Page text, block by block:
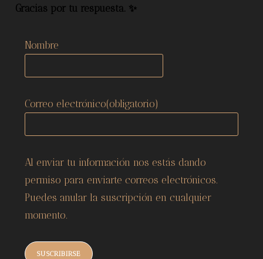
Gracias por tu respuesta. ✨
Nombre
Correo electrónico(obligatorio)
Al enviar tu información nos estás dando
permiso para enviarte correos electrónicos.
Puedes anular la suscripción en cualquier
momento.
SUSCRIBIRSE